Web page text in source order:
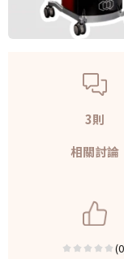
3則
相關討論